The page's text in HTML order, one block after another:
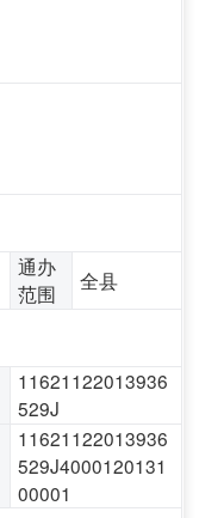
通办
范围
全县
11621122013936
529J
11621122013936
529J4000120131
00001